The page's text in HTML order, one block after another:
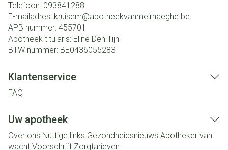
Telefoon: 093841288
E-mailadres: kruisem@apotheekvanmeirhaeghe.be
APB nummer: 455701
Apotheek titularis: Eline Den Tijn
BTW nummer: BE0436055283
Klantenservice
FAQ
Uw apotheek
Over ons Nuttige links Gezondheidsnieuws Apotheker van
wacht Voorschrift Zorgtarieven